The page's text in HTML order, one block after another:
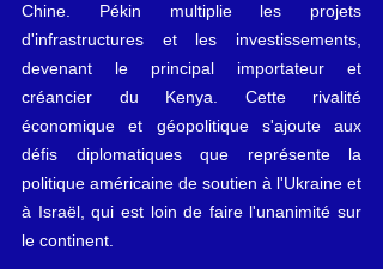
Chine. Pékin multiplie les projets
d'infrastructures et les investissements,
devenant le principal importateur et
créancier du Kenya. Cette rivalité
économique et géopolitique s'ajoute aux
défis diplomatiques que représente la
politique américaine de soutien à l'Ukraine et
à Israël, qui est loin de faire l'unanimité sur
le continent.